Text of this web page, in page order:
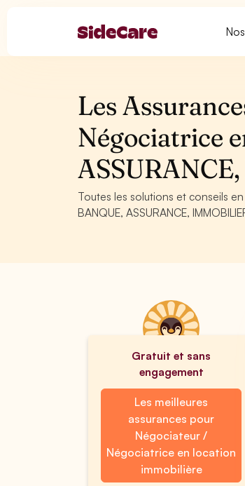
Les
Négociatrice
Toutes les solutions et conseils
BANQUE, ASSURANCE,
Gratuit et sans
engagement
Les meilleures
assurances pour
Négociateur /
Négociatrice en location
immobilière